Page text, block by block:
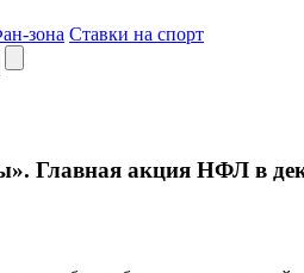
зона Ставки на спорт
Главная акция НФЛ в